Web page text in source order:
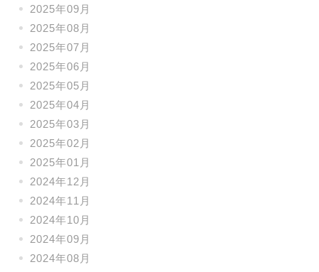
2025年09月
2025年08月
2025年07月
2025年06月
2025年05月
2025年04月
2025年03月
2025年02月
2025年01月
2024年12月
2024年11月
2024年10月
2024年09月
2024年08月